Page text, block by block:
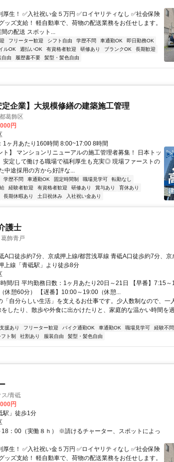
生！ ✅入社祝い金５万円 ✅ロイヤリティなし ✅社会保険
ッズ支給！ 軽自動車で、荷物の配送業務をお任せします。
の配送 スポット...
フリーター歓迎 シフト自由 学歴不問 車通勤OK
即日勤務OK
ルOK 週払いOK 有資格者歓迎 研修あり ブランクOK
長期歓迎
自由 履歴書不要 髪型・髪色自由
定企業】大規模修繕の建築施工管理
葛飾区
円
1ヶ月あたり160時間 8:00~17:00 8時間
ト】 マンションリニューアルの施工管理者募集！ 日本トッ
安定して働ける職場で福利厚生も充実◎ 現場ファーストの
中途採用の方から好評な...
学歴不問 車通勤OK 固定時間制 職場見学可
転勤なし
経験者歓迎 有資格者歓迎 研修あり 賞与あり
育休あり
長期休暇あり 土日祝休み 入社祝い金あり
護士
飾青戸
A口徒歩約7分、京成押上線/都営浅草線 青砥A口徒歩約7分、
上線「青砥駅」より徒歩8分
間/日 平均勤務日数：1ヶ月あたり20日～21日 【早番】7:15～
休憩60分） 【遅番】10:00～19:00（休憩...
「自分らしい生活」を支えるお仕事です。少人数制なので、一
したり、散歩や外食に出かけたりと、家庭的な温かい時間を
援あり フリーター歓迎 バイク通勤OK 車通勤OK 職場見学可 経験不問
フト制 社割あり 服装自由 髪型・髪色自由
/青砥
円
駅」徒歩1分
：00（実働８ｈ） ※請けるチャーター、スポットによっ
生！ ✅入社祝い金５万円 ✅ロイヤリティなし ✅社会保険
ッズ支給！ 軽自動車で、荷物の配送業務をお任せします。